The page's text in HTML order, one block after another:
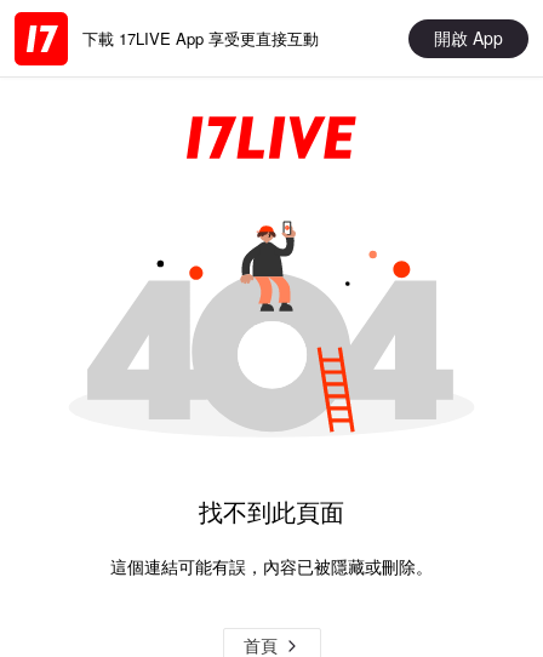
下載 17LIVE App 享受更直接互動 開啟 App
找不到此頁面
這個連結可能有誤，內容已被隱藏或刪除。
首頁